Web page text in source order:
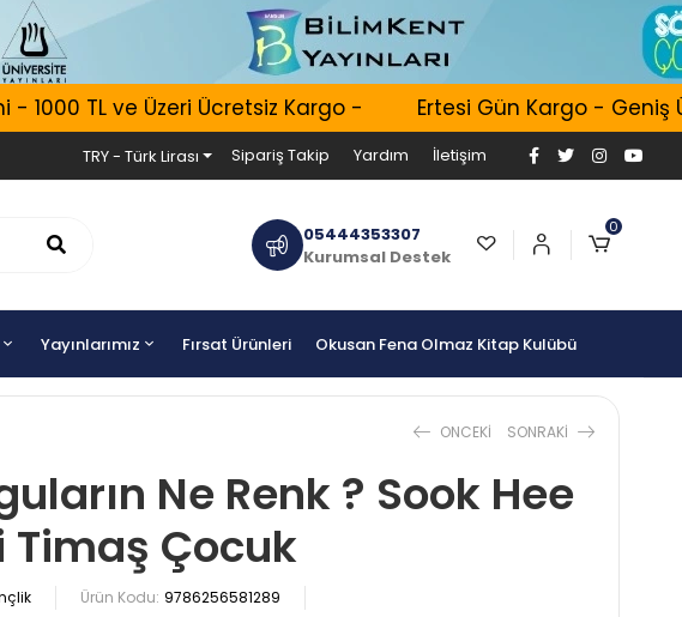
TL ve Üzeri Ücretsiz Kargo - Ertesi Gün Kargo - Geniş
TRY - Türk Lirası Sipariş Takip Yardım İletişim
05444353307
Kurumsal Destek
0
Yayınlarımız Fırsat Ürünleri Okusan Fena Olmaz Kitap Kulübü
ONCEKI SONRAKI
Ne Renk ? Sook Hee
Timaş Çocuk
Ürün Kodu: 9786256581289